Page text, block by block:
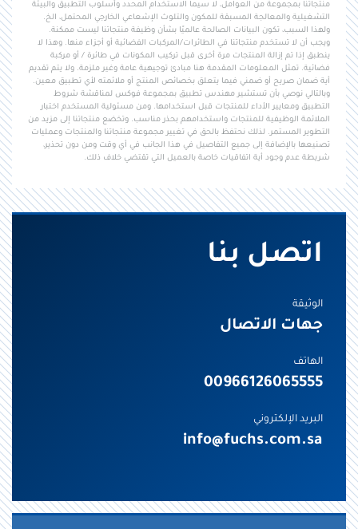
منتجاتنا بمجموعة من العوامل، لا سيما الاستخدام المحدد وأسلوب التطبيق والبيئة
التشغيلية والمعالجة المسبقة للمكون والتلوث الإشعاعي الخارجي المحتمل، الخ.
ولهذا السبب، تكون البيانات الصالحة عالميًا بشأن وظيفة منتجاتنا ليست ممكنة.
ويجب أن لا تستخدم منتجاتنا في الطائرات/المركبات الفضائية أو أجزاء منها. وهذا لا
ينطبق إذا تم إزالة المنتجات مرة أخرى قبل تركيب المكونات في طائرة / أو مركبة
فضائية. تمثل المعلومات المقدمة هنا مبادئ توجيهية عامة وغير ملزمة. ولا يتم تقديم
أية ضمان صريح أو ضمني فيما يتعلق بخصائص المنتج أو ملائمته لأي تطبيق معين.
وبالتالي نوصي بأن تستشير مهندس تطبيق بمجموعة فوكس لمناقشة شروط
التطبيق ومعايير الأداء للمنتجات قبل استخدامها. ومن مسئولية المستخدم اختبار
الملائمة الوظيفية للمنتجات واستخدامهم بحذر مناسب. وتخضع منتجاتنا إلى مزيد من
التطوير المستمر. لذلك نحتفظ بالحق في تغيير مجموعة منتجاتنا والمنتجات وعمليات
تصنيعها بالإضافة إلى جميع التفاصيل في هذا الجانب في أي وقت ومن دون تحذير،
شريطة عدم وجود أية اتفاقيات خاصة بالعميل التي تقتضي خلاف ذلك.
اتصل بنا
الوثيقة
جهات الاتصال
الهاتف
00966126065555
البريد الإلكتروني
info@fuchs.com.sa